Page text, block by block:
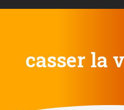
casser la